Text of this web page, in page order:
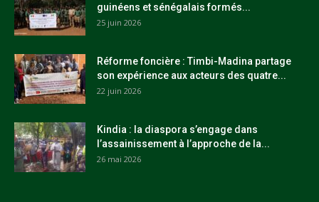
guinéens et sénégalais formés...
25 juin 2026
Réforme foncière : Timbi-Madina partage
son expérience aux acteurs des quatre...
22 juin 2026
Kindia : la diaspora s’engage dans
l’assainissement à l’approche de la...
26 mai 2026